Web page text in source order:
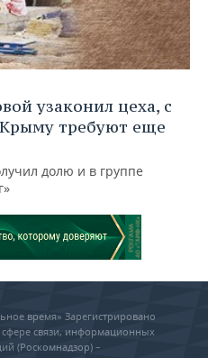
узаконил цеха, с
требуют еще
долю и в группе
время» Зарегистрировано
связи, информационных
(Роскомнадзор) –